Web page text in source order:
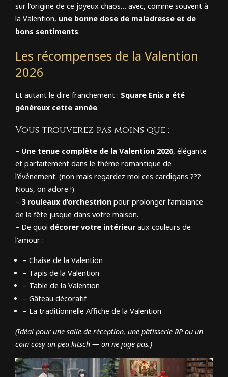
sur l’origine de ce joyeux chaos… avec, comme souvent à
la Valention, une bonne dose de maladresse et de
bons sentiments.
Les récompenses de la Valention
2026
Et autant le dire franchement : Square Enix a été
généreux cette année.
Vous trouverez pas moins que :
– Une tenue complète de la Valention 2026, élégante
et parfaitement dans le thème romantique de
l’événement. (non mais regardez moi ces cardigans ???
Nous, on adore !)
– 3 rouleaux d’orchestrion pour prolonger l’ambiance
de la fête jusque dans votre maison.
– De quoi décorer votre intérieuraux couleurs de
l’amour :
– Chaise de la Valention
– Tapis de la Valention
– Table de la Valention
– Gâteau décoratif
– La traditionnelle Affiche de la Valention
(Idéal pour une salle de réception, une pâtisserie RP ou un
coin cosy un peu kitsch — on ne juge pas.)